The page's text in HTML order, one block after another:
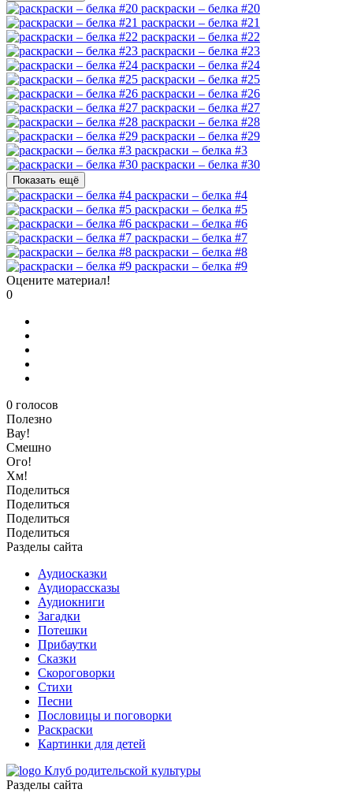
раскраски – белка #20
раскраски – белка #21
раскраски – белка #22
раскраски – белка #23
раскраски – белка #24
раскраски – белка #25
раскраски – белка #26
раскраски – белка #27
раскраски – белка #28
раскраски – белка #29
раскраски – белка #3
раскраски – белка #30
Показать ещё
раскраски – белка #4
раскраски – белка #5
раскраски – белка #6
раскраски – белка #7
раскраски – белка #8
раскраски – белка #9
Оцените материал!
0
0 голосов
Полезно
Вау!
Смешно
Ого!
Хм!
Поделиться
Поделиться
Поделиться
Поделиться
Разделы сайта
Аудиосказки
Аудиорассказы
Аудиокниги
Загадки
Потешки
Прибаутки
Сказки
Скороговорки
Стихи
Песни
Пословицы и поговорки
Раскраски
Картинки для детей
Клуб родительской культуры
Разделы сайта